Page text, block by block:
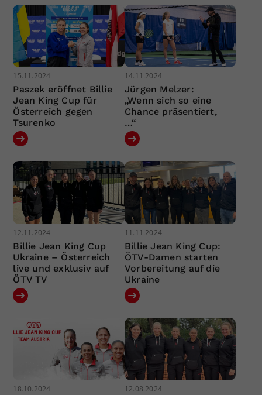
15.11.2024
Paszek eröffnet Billie
Jean King Cup für
Österreich gegen
Tsurenko
14.11.2024
Jürgen Melzer:
„Wenn sich so eine
Chance präsentiert,
…“
12.11.2024
Billie Jean King Cup
Ukraine – Österreich
live und exklusiv auf
ÖTV TV
11.11.2024
Billie Jean King Cup:
ÖTV-Damen starten
Vorbereitung auf die
Ukraine
18.10.2024 12.08.2024